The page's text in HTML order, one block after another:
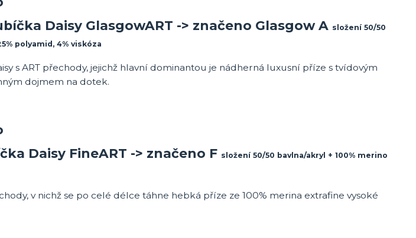
Daisy GlasgowART -> značeno Glasgow A složení 50/50
polyamid, 4% viskóza
s ART přechody, jejichž hlavní dominantou je nádherná luxusní příze s tvídovým
dojmem na dotek.
Daisy FineART -> značeno F složení 50/50 bavlna/akryl + 100% merino
v nichž se po celé délce táhne hebká příze ze 100% merina extrafine vysoké